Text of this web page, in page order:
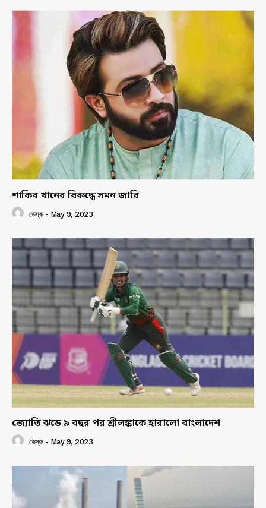
শাকিব খানের বিরুদ্ধে সমন জারি
ডেস্ক - May 9, 2023
জ্যোতি ঝড়ে ৯ বছর পর শ্রীলঙ্কাকে হারালো বাংলাদেশ
ডেস্ক - May 9, 2023